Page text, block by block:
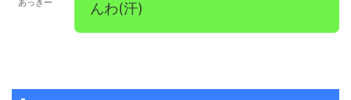
あっきー
んわ(汗)